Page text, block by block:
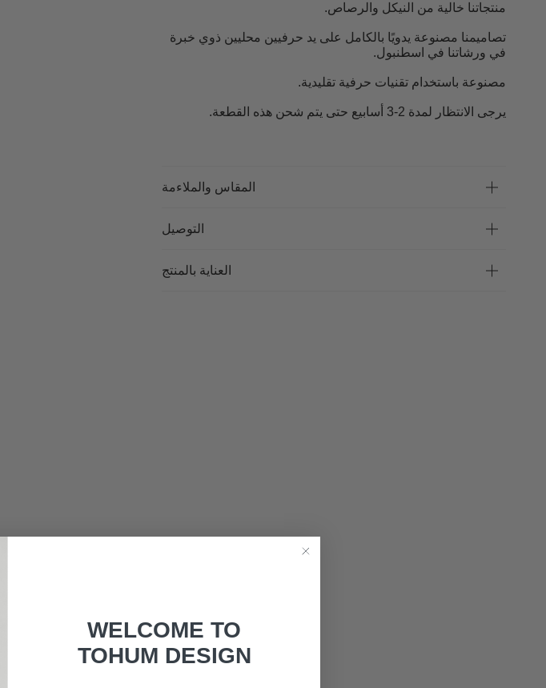
منتجاتنا خالية من النيكل والرصاص.
تصاميمنا مصنوعة يدويًا بالكامل على يد حرفيين محليين ذوي خبرة
في ورشاتنا في اسطنبول.
مصنوعة باستخدام تقنيات حرفية تقليدية.
يرجى الانتظار لمدة 2-3 أسابيع حتى يتم شحن هذه القطعة.
المقاس والملاءمة
التوصيل
العناية بالمنتج
WELCOME TO
TOHUM DESIGN